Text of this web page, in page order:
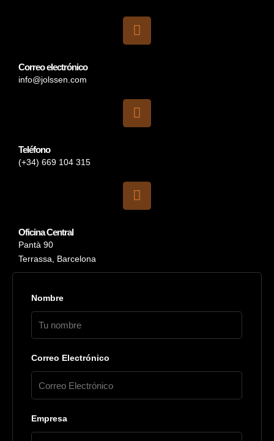
Correo electrónico
info@jolssen.com
Teléfono
(+34) 669 104 315
Oficina Central
Pantà 90
Terrassa, Barcelona
Nombre
Correo Electrónico
Empresa